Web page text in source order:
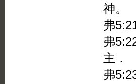
神。
弗
弗
主．
弗